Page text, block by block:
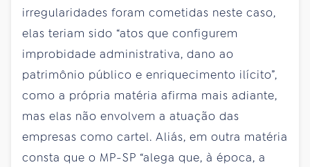
irregularidades foram cometidas neste caso,
elas teriam sido “atos que configurem
improbidade administrativa, dano ao
patrimônio público e enriquecimento ilícito”,
como a própria matéria afirma mais adiante,
mas elas não envolvem a atuação das
empresas como cartel. Aliás, em outra matéria
consta que o MP-SP “alega que, à época, a